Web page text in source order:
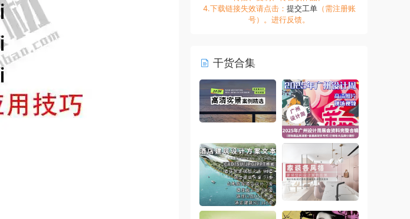
4.下载链接失效请点击： 提交工单（需注册账
号）。进行反馈。
干货合集